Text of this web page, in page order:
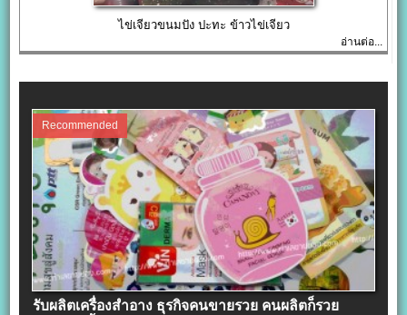
ไข่เจียวขนมปัง ปะทะ ข้าวไข่เจียว
อ่านต่อ...
Recommended
รับผลิตเครื่องสําอาง ธุรกิจคนขายรวย คนผลิตก็รวย